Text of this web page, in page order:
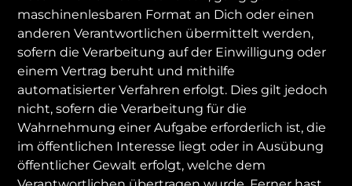
maschinenlesbaren Format an Dich oder einen
anderen Verantwortlichen übermittelt werden,
sofern die Verarbeitung auf der Einwilligung oder
einem Vertrag beruht und mithilfe
automatisierter Verfahren erfolgt. Dies gilt jedoch
nicht, sofern die Verarbeitung für die
Wahrnehmung einer Aufgabe erforderlich ist, die
im öffentlichen Interesse liegt oder in Ausübung
öffentlicher Gewalt erfolgt, welche dem